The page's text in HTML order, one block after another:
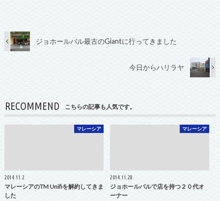
ジョホールバル最古のGiantに行ってきました
今日からハリラヤ
RECOMMEND こちらの記事も人気です。
マレーシア
2014.11.2
マレーシアのTM Unifiを解約してきま
した
マレーシア
2014.11.28
ジョホールバルで店を持つ２０代オ
ーナー